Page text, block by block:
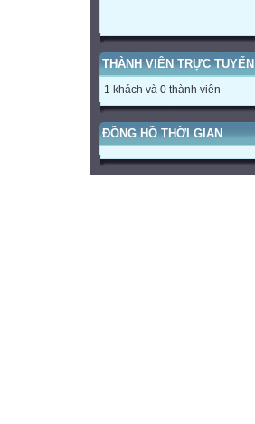
THÀNH VIÊN TRỰC TUYẾN
1 khách và 0 thành viên
ĐỒNG HỒ THỜI GIAN